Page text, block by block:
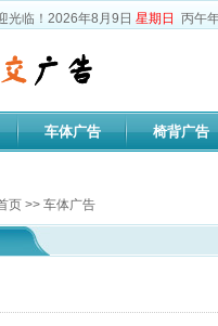
光临！ 2026年8月9日 星期日 丙午
车体广告 椅背广告
页 >> 车体广告